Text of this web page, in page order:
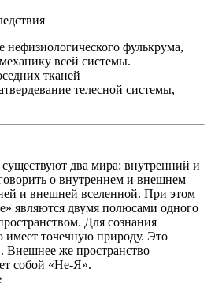
нефизиологического фулькрума,
всей системы.
тканей
телесной системы,
два мира: внутренний и
о внутреннем и внешнем
и внешней вселенной. При этом
являются двумя полюсами одного
Для сознания
имеет точечную природу. Это
. Внешнее же пространство
собой «Не-Я».